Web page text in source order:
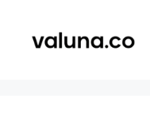
contenido